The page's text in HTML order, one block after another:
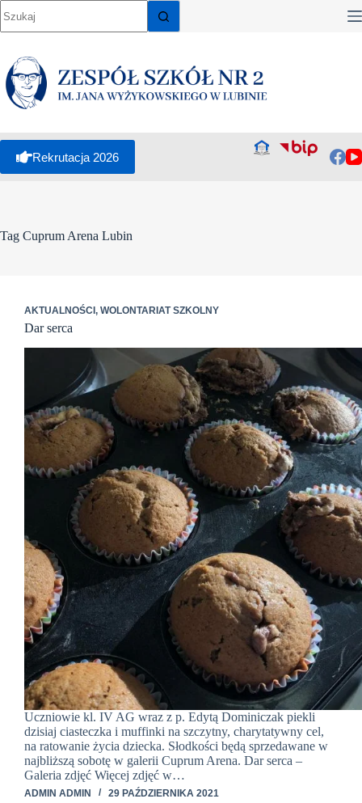
do
treści
Rekrutacja 2026
Tag Cuprum Arena Lubin
AKTUALNOŚCI , WOLONTARIAT SZKOLNY
Dar serca
Uczniowie kl. IV AG wraz z p. Edytą Dominiczak piekli
dzisiaj ciasteczka i muffinki na szczytny, charytatywny cel,
na ratowanie życia dziecka. Słodkości będą sprzedawane w
najbliższą sobotę w galerii Cuprum Arena. Dar serca –
Galeria zdjęć Więcej zdjęć w…
ADMIN ADMIN 29 PAŹDZIERNIKA 2021